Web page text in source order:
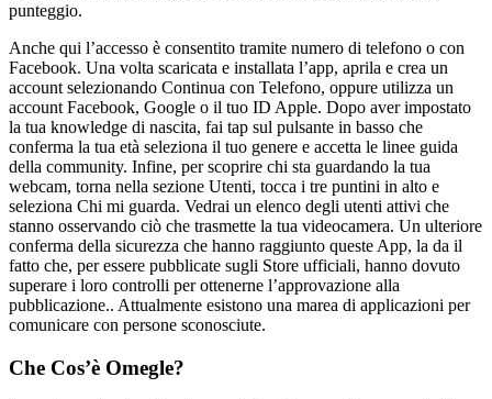
punteggio.
Anche qui l’accesso è consentito tramite numero di telefono o con
Facebook. Una volta scaricata e installata l’app, aprila e crea un
account selezionando Continua con Telefono, oppure utilizza un
account Facebook, Google o il tuo ID Apple. Dopo aver impostato
la tua knowledge di nascita, fai tap sul pulsante in basso che
conferma la tua età seleziona il tuo genere e accetta le linee guida
della community. Infine, per scoprire chi sta guardando la tua
webcam, torna nella sezione Utenti, tocca i tre puntini in alto e
seleziona Chi mi guarda. Vedrai un elenco degli utenti attivi che
stanno osservando ciò che trasmette la tua videocamera. Un ulteriore
conferma della sicurezza che hanno raggiunto queste App, la da il
fatto che, per essere pubblicate sugli Store ufficiali, hanno dovuto
superare i loro controlli per ottenerne l’approvazione alla
pubblicazione.. Attualmente esistono una marea di applicazioni per
comunicare con persone sconosciute.
Che Cos’è Omegle?